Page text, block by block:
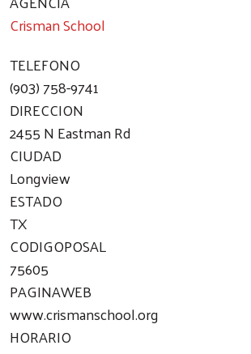
Crisman School
TELEFONO
(903) 758-9741
DIRECCION
2455 N Eastman Rd
CIUDAD
Longview
ESTADO
TX
CODIGOPOSAL
75605
PAGINAWEB
www.crismanschool.org
HORARIO